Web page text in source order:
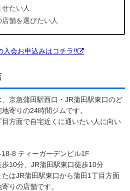
たい人
舗を選びたい人
会お申込みはコチラ!!
、京急蒲田駅西口・JR蒲田駅東口のど
寄りの24時間ジムです。
方面で自宅近くに通いたい人に向い
8 ティーガーデンビル1F
10分、JR蒲田駅東口徒歩10分
はJR蒲田駅東口から蒲田1丁目方面
りの店舗です。